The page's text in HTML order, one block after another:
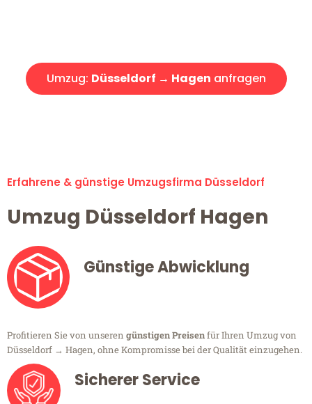
Umzug: Düsseldorf → Hagen anfragen
Erfahrene & günstige Umzugsfirma Düsseldorf
Umzug Düsseldorf Hagen
Günstige Abwicklung
Profitieren Sie von unseren günstigen Preisenfür Ihren Umzug von
Düsseldorf → Hagen, ohne Kompromisse bei der Qualität einzugehen.
Sicherer Service